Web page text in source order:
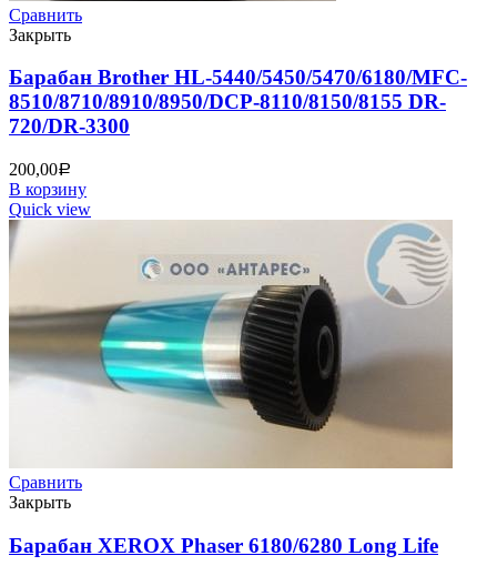
Сравнить
Закрыть
Барабан Brother HL-5440/5450/5470/6180/MFC-
8510/8710/8910/8950/DCP-8110/8150/8155 DR-
720/DR-3300
200,00Р
В корзину
Quick view
Сравнить
Закрыть
Барабан XEROX Phaser 6180/6280 Long Life